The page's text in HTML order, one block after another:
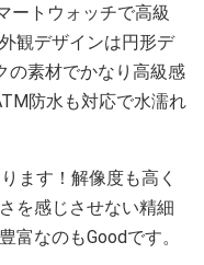
ートウォッチで高級
観デザインは円形デ
の素材でかなり高級感
防水も対応で水濡れ
ます！解像度も高く
を感じさせない精細
富なのもGoodです。